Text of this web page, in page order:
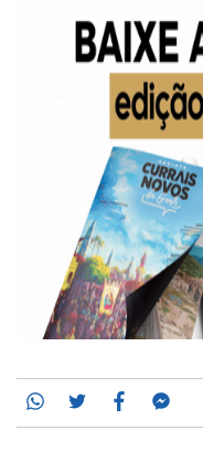
Whatsapp
TwitterFacebook